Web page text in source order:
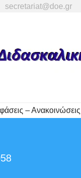
secretariat@doe.gr
– Ανακοινώσεις